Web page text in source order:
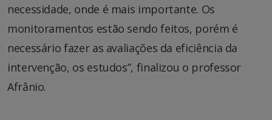
necessidade, onde é mais importante. Os
monitoramentos estão sendo feitos, porém é
necessário fazer as avaliações da eficiência da
intervenção, os estudos”, finalizou o professor
Afrânio.